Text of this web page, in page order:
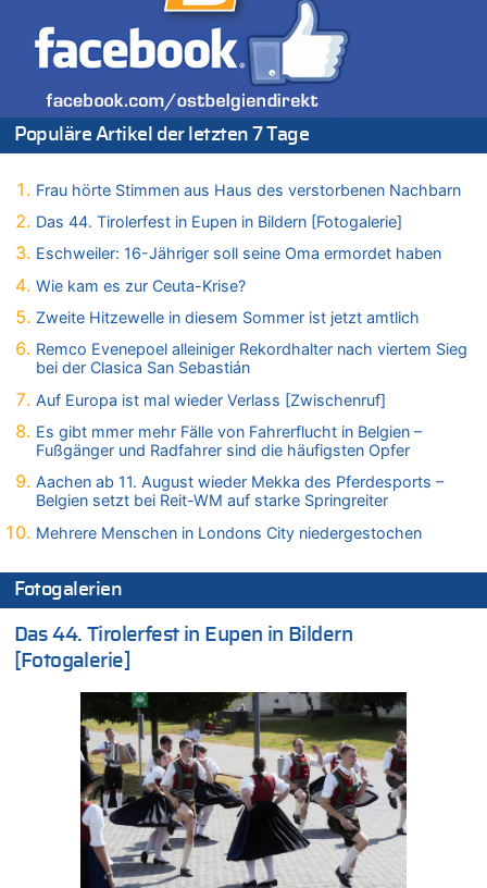
06.08.2026 - 21:19 von Ach zu
Zweite Hitzewelle in diesem Sommer ist jetzt amtlich
06.08.2026 - 21:16 von michlaustderaffe zu
Zweite Hitzewelle in diesem Sommer ist jetzt amtlich
06.08.2026 - 21:14 von Ach zu
Aachen ab 11. August wieder Mekka des Pferdesports –
Wasserstand des Rheins in NRW so niedrig wie noch nie
06.08.2026 - 20:35 von Wolfgang2 zu
Zurück an den Rhein: Hendrich wechselt zum 1. FC Köln
06.08.2026 - 20:16 von Panda46 zu
06.08.2026 - 19:17 von Guido Scholzen zu
Zweite Hitzewelle in diesem Sommer ist jetzt amtlich
Felice Mazzu soll Cheftrainer der AS Eupen werden
Zweite Hitzewelle in diesem Sommer ist jetzt amtlich
06.08.2026 - 17:51 von ne Hondsjong zu
Zweite Hitzewelle in diesem Sommer ist jetzt amtlich
06.08.2026 - 17:24 von Dax zu
Zweite Hitzewelle in diesem Sommer ist jetzt amtlich
06.08.2026 - 17:23 von Hans L. zu
Zweite Hitzewelle in diesem Sommer ist jetzt amtlich
06.08.2026 - 17:21 von Dax zu
Zweite Hitzewelle in diesem Sommer ist jetzt amtlich
06.08.2026 - 17:01 von Wahlstimme? zu
FIFA-Spitze demonstriert Einigkeit trotz Kritik und neuer
Vorwürfe gegen Präsident Gianni Infantino
06.08.2026 - 16:53 von Frage zu
Zweite Hitzewelle in diesem Sommer ist jetzt amtlich
Populäre Artikel der letzten 7 Tage
Frau hörte Stimmen aus Haus des verstorbenen Nachbarn
Das 44. Tirolerfest in Eupen in Bildern [Fotogalerie]
Eschweiler: 16-Jähriger soll seine Oma ermordet haben
Wie kam es zur Ceuta-Krise?
Zweite Hitzewelle in diesem Sommer ist jetzt amtlich
Remco Evenepoel alleiniger Rekordhalter nach viertem Sieg
bei der Clasica San Sebastián
Auf Europa ist mal wieder Verlass [Zwischenruf]
Es gibt mmer mehr Fälle von Fahrerflucht in Belgien –
Fußgänger und Radfahrer sind die häufigsten Opfer
Aachen ab 11. August wieder Mekka des Pferdesports –
Belgien setzt bei Reit-WM auf starke Springreiter
Mehrere Menschen in Londons City niedergestochen
Fotogalerien
Das 44. Tirolerfest in Eupen in Bildern
[Fotogalerie]